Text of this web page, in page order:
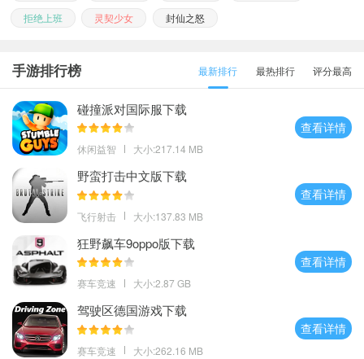
拒绝上班
灵契少女 封仙之怒
手游排行榜 最新排行 最热排行 评分最高
碰撞派对国际服下载
休闲益智 大小:217.14 MB
查看详情
野蛮打击中文版下载
飞行射击 大小:137.83 MB
查看详情
狂野飙车9oppo版下载
赛车竞速 大小:2.87 GB
查看详情
驾驶区德国游戏下载
赛车竞速 大小:262.16 MB
查看详情